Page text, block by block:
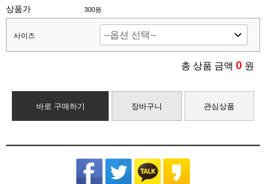
상품가 300원
사이즈
총 상품 금액 0 원
바로 구매하기 장바구니 관심상품